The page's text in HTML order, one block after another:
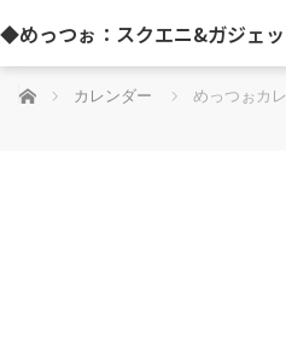
◆めっつぉ：スクエニ&ガジェ
ホーム カレンダー めっつぉカ